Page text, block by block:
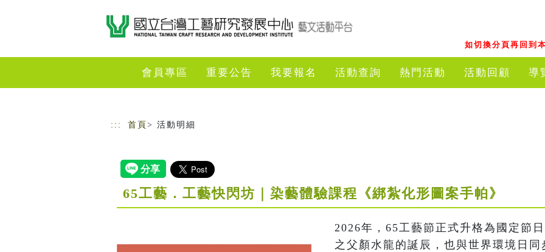
如切換分頁再回到
會員專區 重要公告 我要報名 活動查詢 熱門活動 活動回顧 導
::: 首頁 > 活動明細
65工藝．工藝快閃坊｜染藝體驗課程《綁紮化形圖案手帕》
2026年，65工藝節正式升格為國定節
之父顏水龍的誕辰，也與世界環境日